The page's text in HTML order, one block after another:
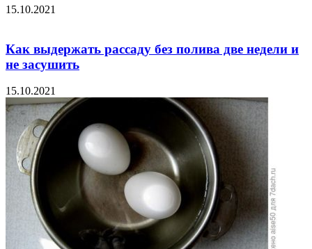
15.10.2021
Как выдержать рассаду без полива две недели и
не засушить
15.10.2021